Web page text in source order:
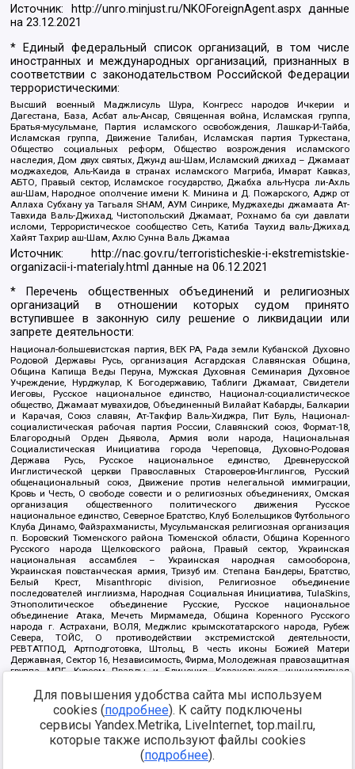
Источник: http://unro.minjust.ru/NKOForeignAgent.aspxданные
на23.12.2021
* Единый федеральный список организаций, в том числе
иностранных и международных организаций, признанных в
соответствии с законодательством Российской Федерации
террористическими:
Высший военный Маджлисуль Шура, Конгресс народов Ичкерии и
Дагестана, База, Асбат аль-Ансар, Священная война, Исламская группа,
Братья-мусульмане, Партия исламского освобождения, Лашкар-И-Тайба,
Исламская группа, Движение Талибан, Исламская партия Туркестана,
Общество социальных реформ, Общество возрождения исламского
наследия, Дом двух святых, Джунд аш-Шам, Исламский джихад – Джамаат
моджахедов, Аль-Каида в странах исламского Магриба, Имарат Кавказ,
АБТО, Правый сектор, Исламское государство, Джабха аль-Нусра ли-Ахль
аш-Шам, Народное ополчение имени К. Минина и Д. Пожарского, Аджр от
Аллаха Субхану уа Тагьаля SHAM, АУМ Синрике, Муджахеды джамаата Ат-
Тавхида Валь-Джихад, Чистопольский Джамаат, Рохнамо ба суи давлати
исломи, Террористическое сообщество Сеть, Катиба Таухид валь-Джихад,
Хайят Тахрир аш-Шам, Ахлю Сунна Валь Джамаа
Источник:
http://nac.gov.ru/terroristicheskie-i-ekstremistskie-
organizacii-i-materialy.html данные на06.12.2021
* Перечень общественных объединений и религиозных
организаций в отношении которых судом принято
вступившее в законную силу решение о ликвидации или
запрете деятельности:
Национал-большевистская партия, ВЕК РА, Рада земли Кубанской Духовно
Родовой Державы Русь, организация Асгардская Славянская Община,
Община Капища Веды Перуна, Мужская Духовная Семинария Духовное
Учреждение, Нурджулар, К Богодержавию, Таблиги Джамаат, Свидетели
Иеговы, Русское национальное единство, Национал-социалистическое
общество, Джамаат мувахидов, Объединенный Вилайат Кабарды, Балкарии
и Карачая, Союз славян, Ат-Такфир Валь-Хиджра, Пит Буль, Национал-
социалистическая рабочая партия России, Славянский союз, Формат-18,
Благородный Орден Дьявола, Армия воли народа, Национальная
Социалистическая Инициатива города Череповца, Духовно-Родовая
Держава Русь, Русское национальное единство, Древнерусской
Инглистической церкви Православных Староверов-Инглингов, Русский
общенациональный союз, Движение против нелегальной иммиграции,
Кровь и Честь, О свободе совести и о религиозных объединениях, Омская
организация общественного политического движения Русское
национальное единство, Северное Братство, Клуб Болельщиков Футбольного
Клуба Динамо, Файзрахманисты, Мусульманская религиозная организация
п. Боровский Тюменского района Тюменской области, Община Коренного
Русского народа Щелковского района, Правый сектор, Украинская
национальная ассамблея – Украинская народная самооборона,
Украинская повстанческая армия, Тризуб им. Степана Бандеры, Братство,
Белый Крест, Misanthropic division, Религиозное объединение
последователей инглиизма, Народная Социальная Инициатива, TulaSkins,
Этнополитическое объединение Русские, Русское национальное
объединение Атака, Мечеть Мирмамеда, Община Коренного Русского
народа г. Астрахани, ВОЛЯ, Меджлис крымскотатарского народа, Рубеж
Севера, ТОЙС, О противодействии экстремистской деятельности,
РЕВТАТПОД, Артподготовка, Штольц, В честь иконы Божией Матери
Державная, Сектор 16, Независимость, Фирма, Молодежная правозащитная
группа МПГ, Курсом Правды и Единения, Каракольская инициативная
Благотворительный пансионат Ак Умут, Русская республика Русь,
Арестантское уголовное единство, Башкорт, Нация и свобода, W.H.С., Фалунь
Дафа, Иртыш Ultras, Русский Патриотический клуб-Новокузнецк/РПК,
Сибирский державный союз, Фонд борьбы с коррупцией, Фонд защиты прав
граждан, Штабы Навального, Совет граждан СССР Прикубанского округа г.
Краснодара
https://minjust.gov.ru/ru/documents/7822/
Для повышения удобства сайта мы используем
cookies (подробнее). К сайту подключены
сервисы Yandex.Metrika, LiveInternet, top.mail.ru,
которые также используют файлы cookies
(подробнее).